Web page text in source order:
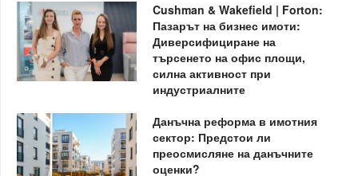
Cushman & Wakefield | Forton:
Пазарът на бизнес имоти:
Диверсифициране на
търсенето на офис площи,
силна активност при
индустриалните
Данъчна реформа в имотния
сектор: Предстои ли
преосмисляне на данъчните
оценки?